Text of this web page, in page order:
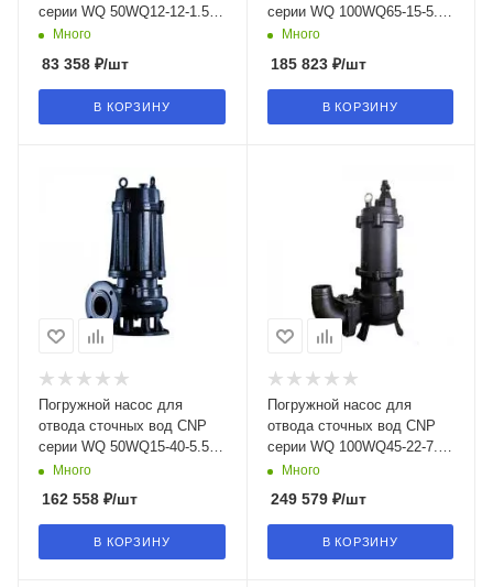
серии WQ 50WQ12-12-1.5
(I) в Воронеже
Много
83 358 ₽/шт
В КОРЗИНУ
серии WQ 100WQ65-15-5.5
(I) в Воронеже
Много
185 823₽/шт
В КОРЗИНУ
Погружной насос для
отвода сточных вод CNP
серии WQ 50WQ15-40-5.5
(I) в Воронеже
Много
162 558 ₽/шт
В КОРЗИНУ
Погружной насос для
отвода сточных вод CNP
серии WQ 100WQ45-22-7.5
(I) в Воронеже
Много
249 579₽/шт
В КОРЗИНУ